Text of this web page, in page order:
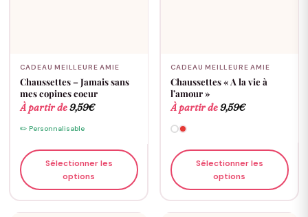
CADEAU MEILLEURE AMIE
Chaussettes – Jamais sans
mes copines coeur
À partir de9,59€
✏️ Personnalisable
Sélectionner les
options
CADEAU MEILLEURE AMIE
Chaussettes « A la vie à
l’amour »
À partir de9,59€
Sélectionner les
options